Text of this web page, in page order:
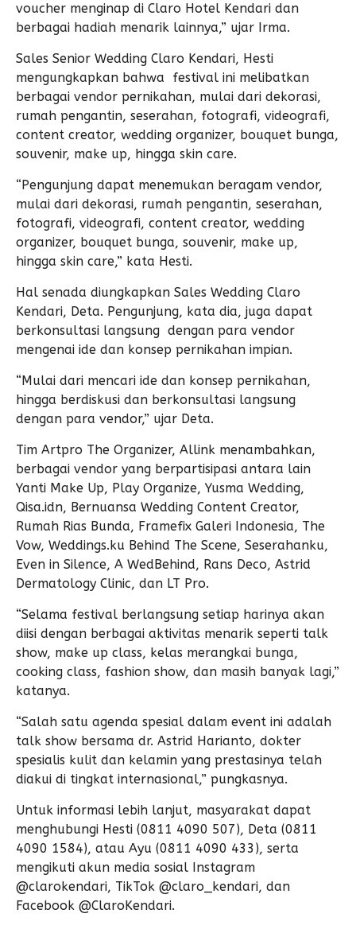
voucher menginap di Claro Hotel Kendari dan
berbagai hadiah menarik lainnya,” ujar Irma.
Sales Senior Wedding Claro Kendari, Hesti
mengungkapkan bahwa festival ini melibatkan
berbagai vendor pernikahan, mulai dari dekorasi,
rumah pengantin, seserahan, fotografi, videografi,
content creator, wedding organizer, bouquet bunga,
souvenir, make up, hingga skin care.
“Pengunjung dapat menemukan beragam vendor,
mulai dari dekorasi, rumah pengantin, seserahan,
fotografi, videografi, content creator, wedding
organizer, bouquet bunga, souvenir, make up,
hingga skin care,” kata Hesti.
Hal senada diungkapkan Sales Wedding Claro
Kendari, Deta. Pengunjung, kata dia, juga dapat
berkonsultasi langsung dengan para vendor
mengenai ide dan konsep pernikahan impian.
“Mulai dari mencari ide dan konsep pernikahan,
hingga berdiskusi dan berkonsultasi langsung
dengan para vendor,” ujar Deta.
Tim Artpro The Organizer, Allink menambahkan,
berbagai vendor yang berpartisipasi antara lain
Yanti Make Up, Play Organize, Yusma Wedding,
Qisa.idn, Bernuansa Wedding Content Creator,
Rumah Rias Bunda, Framefix Galeri Indonesia, The
Vow, Weddings.ku Behind The Scene, Seserahanku,
Even in Silence, A WedBehind, Rans Deco, Astrid
Dermatology Clinic, dan LT Pro.
“Selama festival berlangsung setiap harinya akan
diisi dengan berbagai aktivitas menarik seperti talk
show, make up class, kelas merangkai bunga,
cooking class, fashion show, dan masih banyak lagi,”
katanya.
“Salah satu agenda spesial dalam event ini adalah
talk show bersama dr. Astrid Harianto, dokter
spesialis kulit dan kelamin yang prestasinya telah
diakui di tingkat internasional,” pungkasnya.
Untuk informasi lebih lanjut, masyarakat dapat
menghubungi Hesti (0811 4090 507), Deta (0811
4090 1584), atau Ayu (0811 4090 433), serta
mengikuti akun media sosial Instagram
@clarokendari, TikTok @claro_kendari, dan
Facebook @ClaroKendari.